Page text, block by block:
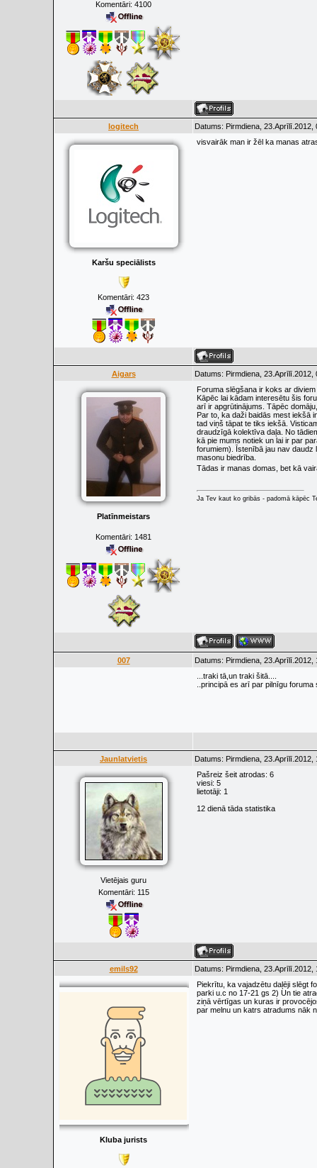
Komentāri: 4100
logitech Datums: Pirmdiena,
Karšu speciālists
Komentāri: 423
visvairāk man ir žēl ka manas
Aigars Datums: Pirmdiena,
Platīnmeistars
Komentāri: 1481
Foruma slēgšana ir koks ar diviem
Kāpēc lai kādam interesētu šis
arī ir apgrūtinājums. Tāpēc
Par to, ka daži baidās mest iekšā
tad viņš tāpat te tiks iekšā.
draudzīgā kolektīva daļa. No
kā pie mums notiek un lai ir par
forumiem). Īstenībā jau nav
masonu biedrība.
Tādas ir manas domas, bet kā
Ja Tev kaut ko gribās - padomā kāpēc
007
Datums: Pirmdiena,
...traki tā,un traki šitā....
..principā es arī par pilnīgu
Jaunlatvietis Datums: Pirmdiena,
Vietējais guru
Komentāri: 115
Pašreiz šeit atrodas: 6
viesi: 5
lietotāji: 1
12 dienā tāda statistika
emils92 Datums: Pirmdiena,
Kluba jurists
Piekrītu, ka vajadzētu daļēji slēgt
parki u.c no 17-21 gs 2) Un tie
ziņā vērtīgas un kuras ir
par melnu un katrs atradums nāk